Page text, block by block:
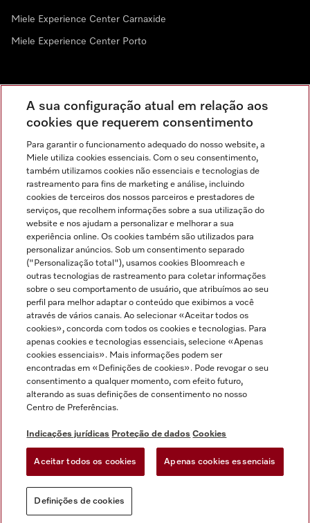
Miele Experience Center Carnaxide
Miele Experience Center Porto
Indicações jurídicas
Condições gerais
Proteção de dados
Condições de utilização
Canal de Ética
Formulário de livre resolução
Miele no Instagram
Miele no Facebook
Miele no Youtube
A sua configuração atual em relação aos
cookies que requerem consentimento
Para garantir o funcionamento adequado do nosso website, a
Miele utiliza cookies essenciais. Com o seu consentimento,
também utilizamos cookies não essenciais e tecnologias de
rastreamento para fins de marketing e análise, incluindo
cookies de terceiros dos nossos parceiros e prestadores de
serviços, que recolhem informações sobre a sua utilização do
website e nos ajudam a personalizar e melhorar a sua
experiência online. Os cookies também são utilizados para
personalizar anúncios. Sob um consentimento separado
("Personalização total"), usamos cookies Bloomreach e
outras tecnologias de rastreamento para coletar informações
sobre o seu comportamento de usuário, que atribuímos ao seu
perfil para melhor adaptar o conteúdo que exibimos a você
através de vários canais. Ao selecionar «Aceitar todos os
cookies», concorda com todos os cookies e tecnologias. Para
apenas cookies e tecnologias essenciais, selecione «Apenas
cookies essenciais». Mais informações podem ser
encontradas em «Definições de cookies». Pode revogar o seu
consentimento a qualquer momento, com efeito futuro,
alterando as suas definições de consentimento no nosso
Centro de Preferências.
Indicações jurídicas Proteção de dados Cookies
Aceitar todos os cookies Apenas cookies essenciais
Definições de cookies